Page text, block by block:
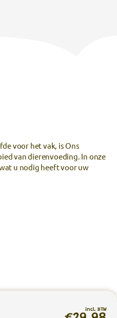
incl. BTW
voor het vak, is Ons
van dierenvoeding. In onze
u nodig heeft voor uw